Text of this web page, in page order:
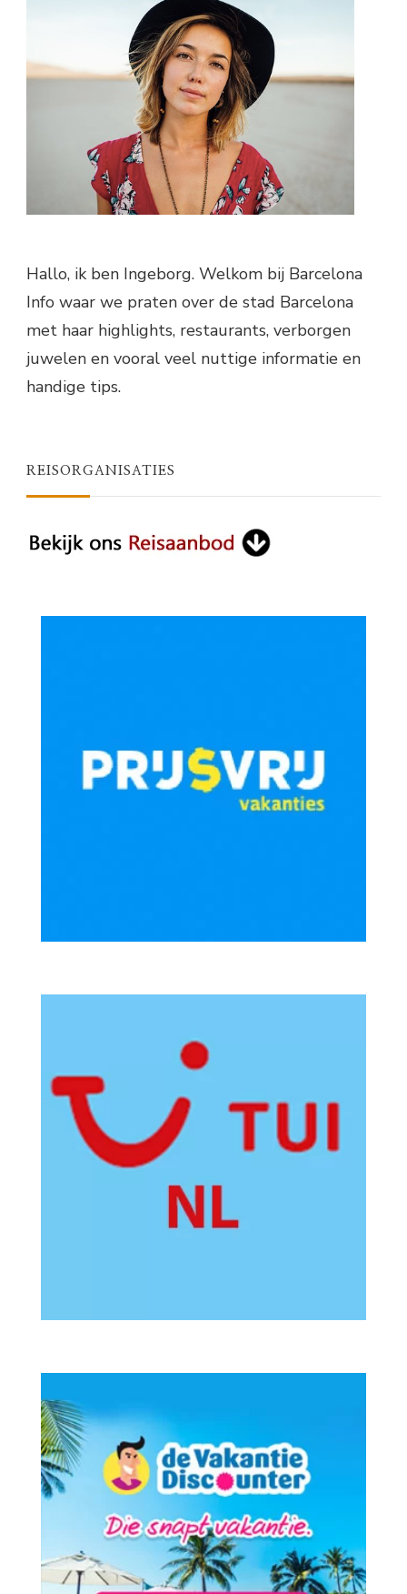
Hallo, ik ben Ingeborg. Welkom bij Barcelona
Info waar we praten over de stad Barcelona
met haar highlights, restaurants, verborgen
juwelen en vooral veel nuttige informatie en
handige tips.
REISORGANISATIES